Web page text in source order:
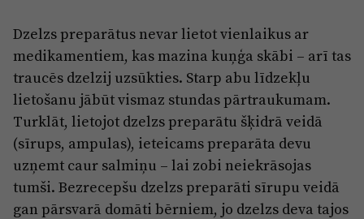
Dzelzs preparātus nevar lietot vienlaikus ar
medikamentiem, kas mazina kuņģa skābi – arī tas
traucēs dzelzij uzsūkties. Starp abu līdzekļu
lietošanu jābūt vismaz stundas pārtraukumam.
Turklāt, lietojot dzelzs preparātu šķidrā veidā
(sīrups, ampulas), ieteicams preparāta devu
uzņemt caur salmiņu – lai zobi neiekrāsojas
tumši. Bezrecepšu dzelzs preparāti sīrupu veidā
gan pārsvarā domāti bērniem, jo dzelzs deva tajos